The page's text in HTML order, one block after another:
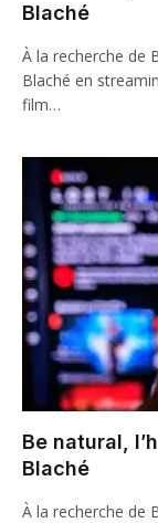
Blaché
À la recherche de
Blaché en
film…
Be natural,
Blaché
À la recherche de